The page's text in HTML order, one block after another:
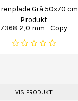
Grå 50x70 cm
Produkt
7368-2,0 mm - Copy
VIS PRODUKT